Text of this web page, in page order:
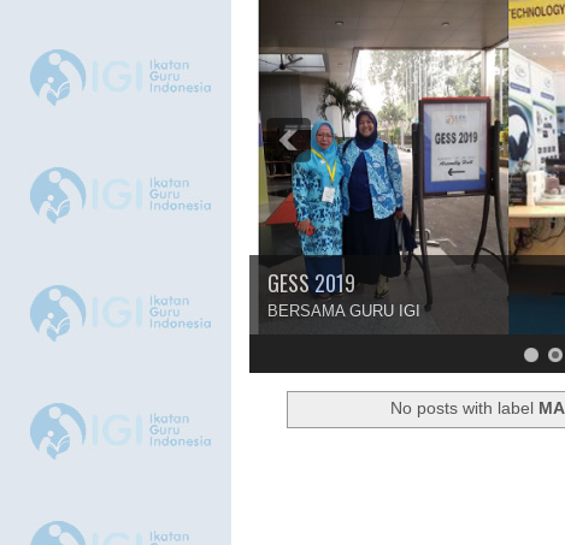
GESS 2019
BERSAMA GURU IGI
No posts with label